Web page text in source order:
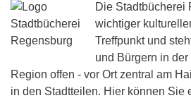
Die Stadtbücherei
wichtiger
Treffpunkt und
und Bürgern in
Region offen - vor Ort zentral am
in den Stadtteilen. Hier können Sie